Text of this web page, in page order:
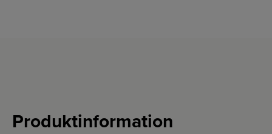
Produktinformation